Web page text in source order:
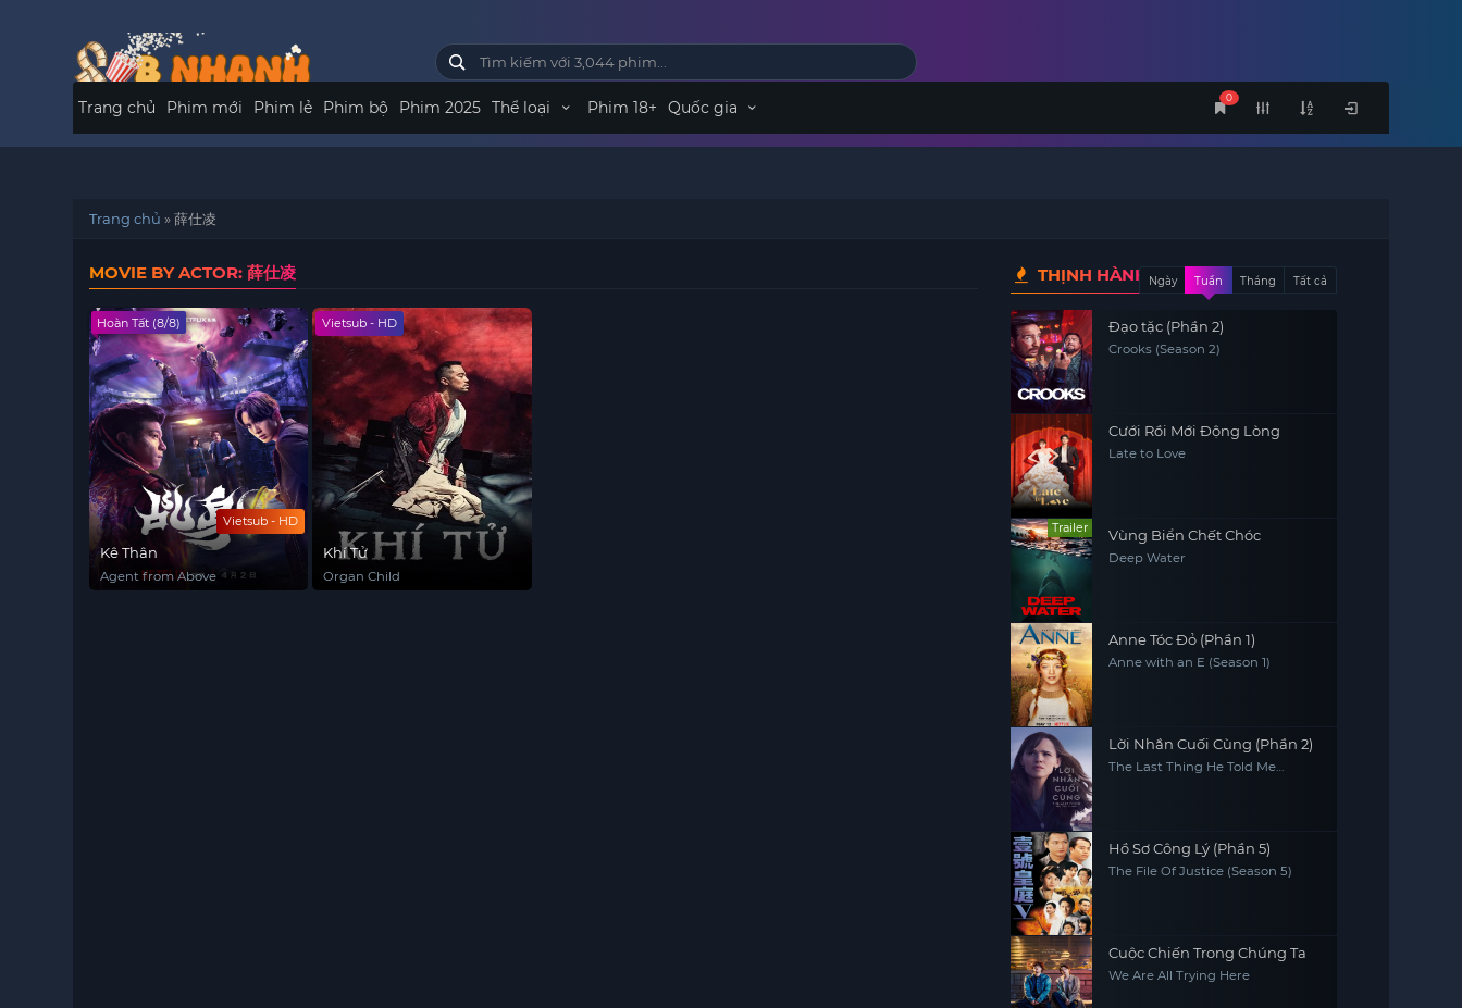
0
Trang chủ Phim mới Phim lẻ Phim bộ Phim 2025 Thể loại Phim 18+ Quốc gia
Trang chủ »薛仕凌
MOVIE BY ACTOR: 薛仕凌
Vietsub - HD
Hoàn Tất (8/8)
Kê Thân
Agent from Above
Vietsub - HD
Khí Tử
Organ Child
THỊNH HÀNHNgày Tuần Tháng Tất cả
Đạo tặc (Phần 2)
Crooks (Season 2)
Cưới Rồi Mới Động Lòng
Late to Love
Trailer Vùng Biển Chết Chóc
Deep Water
Anne Tóc Đỏ (Phần 1)
Anne with an E (Season 1)
Lời Nhắn Cuối Cùng (Phần 2)
The Last Thing He Told Me
Hồ Sơ Công Lý (Phần 5)
The File Of Justice (Season 5)
Cuộc Chiến Trong Chúng Ta
We Are All Trying Here